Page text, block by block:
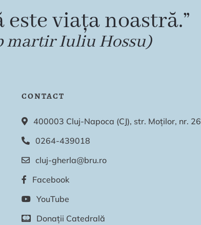
viața noastră.”
martir Iuliu Hossu)
CONTACT
400003 Cluj-Napoca (CJ), str. Moților, nr. 26
0264-439018
cluj-gherla@bru.ro
Facebook
YouTube
Donații Catedrală